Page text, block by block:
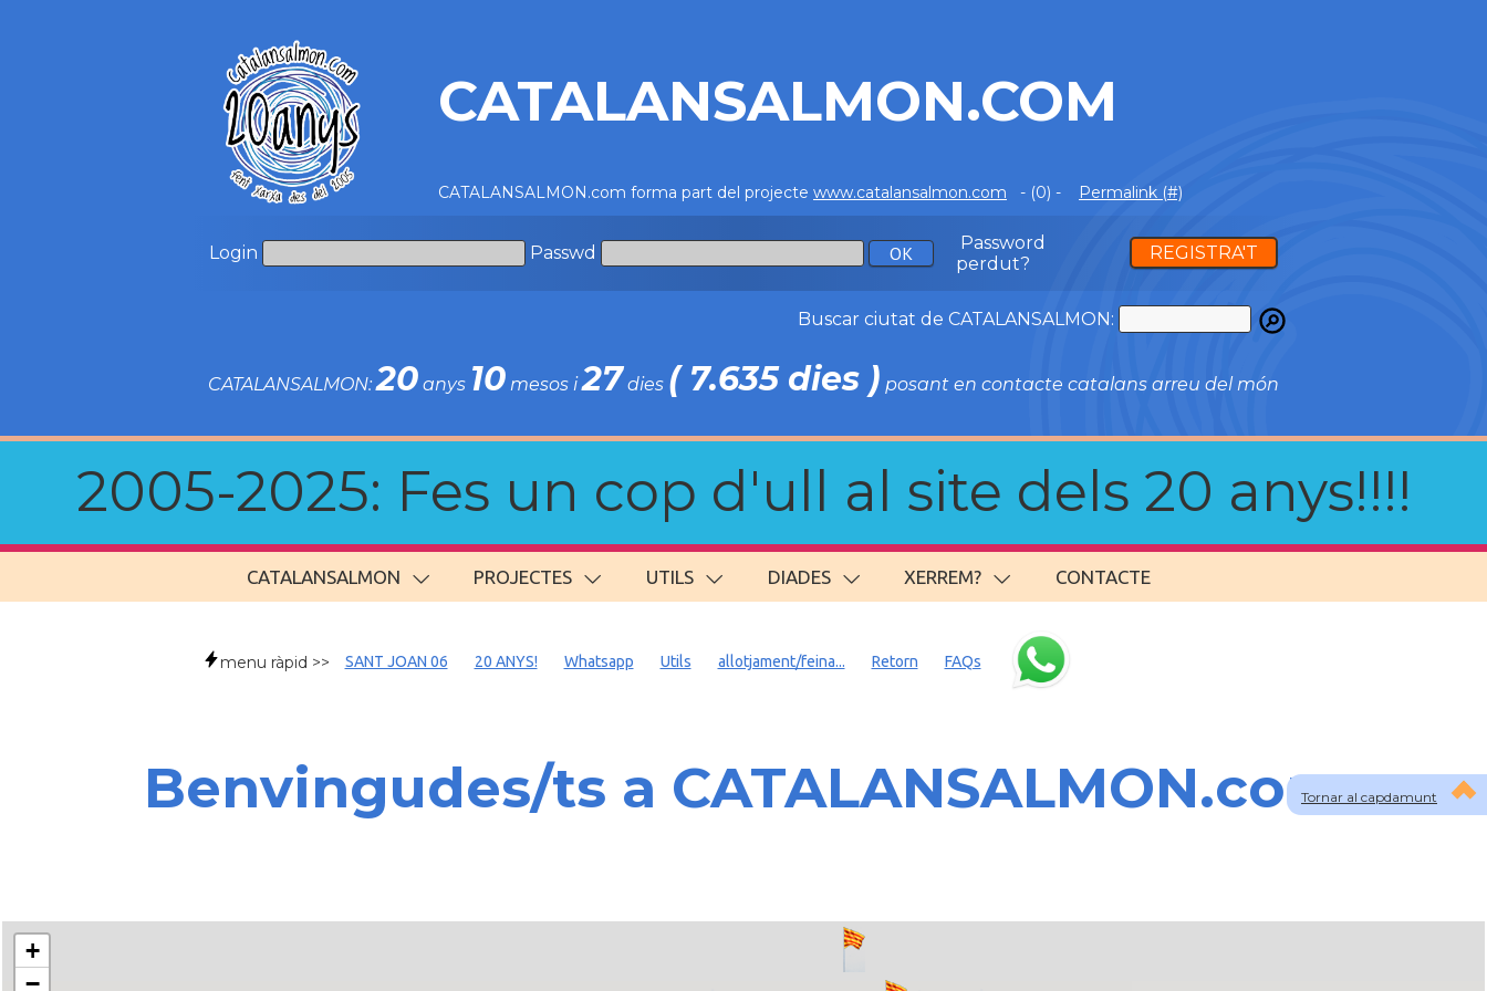
CATALANSALMON.COM
CATALANSALMON.com forma part del projecte www.catalansalmon.com - (0) - Permalink (#)
Login Passwd
Password
perdut?
REGISTRA'T
Buscar ciutat de CATALANSALMON:
CATALANSALMON:20 anys 10 mesos i27 dies ( 7.635 dies ) posant en contacte catalans arreu del món
2005-2025: Fes un cop d'ull al site dels 20 anys!!!!
CATALANSALMON PROJECTES UTILS DIADES XERREM? CONTACTE
Tornar al capdamunt
menu ràpid >> SANT JOAN 06 20 ANYS! Whatsapp Utils allotjament/feina... Retorn FAQs
Benvingudes/ts a CATALANSALMON.com
+
−